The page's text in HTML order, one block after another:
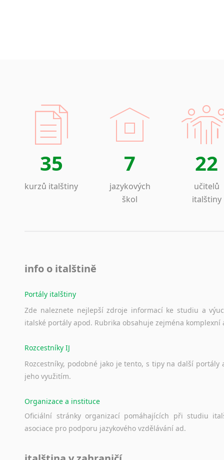
35
kurzů italštiny
7
jazykových
škol
22
učitelů
italštiny
info o italštině
Portály italštiny
Zde naleznete nejlepší zdroje informací ke studiu a
italské portály apod. Rubrika obsahuje zejména komplexní
Rozcestníky IJ
Rozcestníky, podobné jako je tento, s tipy na další portály
jeho využitím.
Organizace a instituce
Oficiální stránky organizací pomáhajících při studiu
asociace pro podporu jazykového vzdělávání ad.